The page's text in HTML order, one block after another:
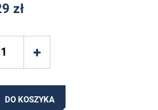
zł
DO KOSZYKA